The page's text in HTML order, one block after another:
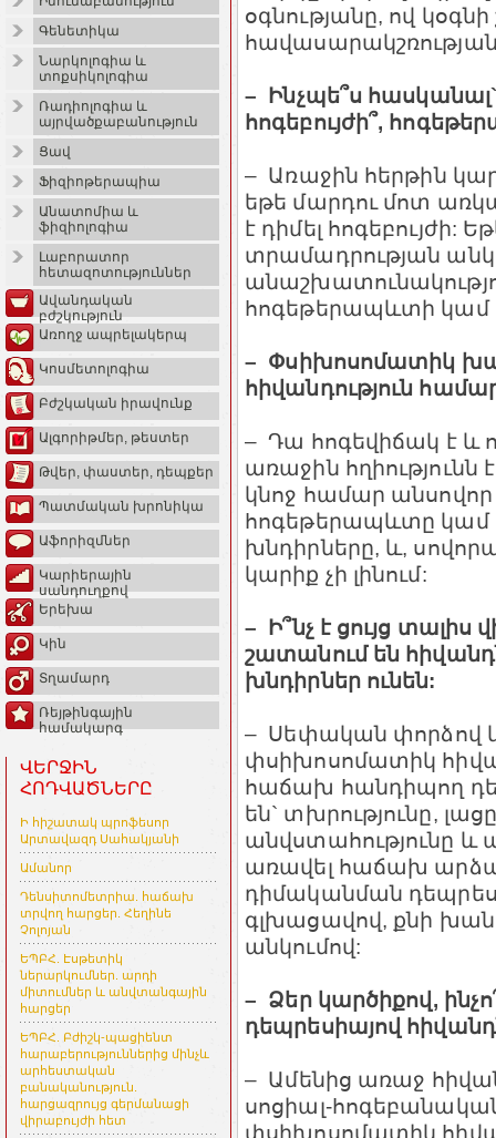
Գենետիկա
Նարկոլոգիա և
տոքսիկոլոգիա
Ռադիոլոգիա և
այրվածքաբանություն
Ցավ
Ֆիզիոթերապիա
Անատոմիա և
ֆիզիոլոգիա
Լաբորատոր
հետազոտություններ
Ավանդական
բժշկություն
Առողջ ապրելակերպ
Կոսմետոլոգիա
Բժշկական իրավունք
Ալգորիթմեր, թեստեր
Թվեր, փաստեր, դեպքեր
Պատմական խրոնիկա
Աֆորիզմներ
Կարիերային
սանդուղքով
Երեխա
Կին
Տղամարդ
Ռեյթինգային
համակարգ
ՎԵՐՋԻՆ
ՀՈԴՎԱԾՆԵՐԸ
Ի հիշատակ պրոֆեսոր
Արտավազդ Սահակյանի
Ամանոր
Դենսիտոմետրիա. հաճախ
տրվող հարցեր. Հեղինե
Չոլոյան
ԵՊԲՀ. Էսթետիկ
ներարկումներ. արդի
միտումներ և անվտանգային
հարցեր
ԵՊԲՀ. Բժիշկ-պացիենտ
հարաբերություններից մինչև
արհեստական
բանականություն.
հարցազրույց գերմանացի
վիրաբույժի հետ
օգնությանը, ով
– Ինչպե՞ս հասկանալ`
հոգեբույժի՞,
– Առաջին հերթին
եթե մարդու մոտ
է դիմել
տրամադրության
հոգեթերապևտի կամ
– Փսիխոսոմատիկ
հիվանդություն
– Դա հոգեվիճակ է և
առաջին հղիությունն
կնոջ համար
հոգեթերապևտը կամ
խնդիրները, և,
կարիք չի լինում:
– Ի՞նչ է ցույց տալիս
շատանում են
խնդիրներ ունեն:
– Սեփական փորձով
փսիխոսոմատիկ
հաճախ հանդիպող
են` տխրությունը,
անվստահությունը և
առավել հաճախ
դիմականման
գլխացավով, քնի
անկումով:
– Ձեր կարծիքով,
դեպրեսիայով
– Ամենից առաջ
սոցիալ-
փսիխոսոմատիկ